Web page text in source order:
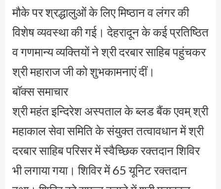
मौके पर श्रद्धालुओं के लिए मिष्ठान व लंगर की
विशेष व्यवस्था की गई। देहरादून के कई प्रतिष्ठित
व गणमान्य व्यक्तियों ने श्री दरबार साहिब पहुंचकर
श्री महाराज जी को शुभकामनाएं दीं।
बाॅक्स समाचार
श्री महंत इन्दिरेश अस्पताल के ब्लड बैंक एवम् श्री
महाकाल सेवा समिति के संयुक्त तत्वावधान में श्री
दरबार साहिब परिसर में स्वैच्छिक रक्तदान शिविर
भी लगाया गया। शिविर में 65 यूनिट रक्तदान